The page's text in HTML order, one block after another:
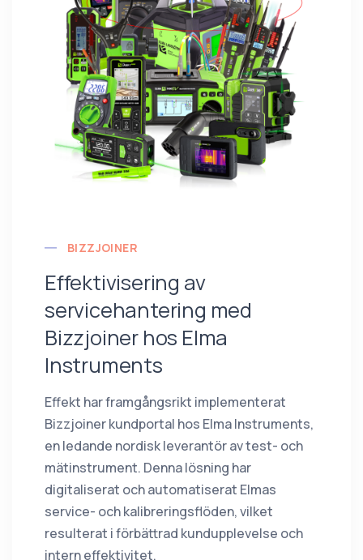
BIZZJOINER
Effektivisering av
servicehantering med
Bizzjoiner hos Elma
Instruments
Effekt har framgångsrikt implementerat
Bizzjoiner kundportal hos Elma Instruments,
en ledande nordisk leverantör av test- och
mätinstrument. Denna lösning har
digitaliserat och automatiserat Elmas
service- och kalibreringsflöden, vilket
resulterat i förbättrad kundupplevelse och
intern effektivitet.